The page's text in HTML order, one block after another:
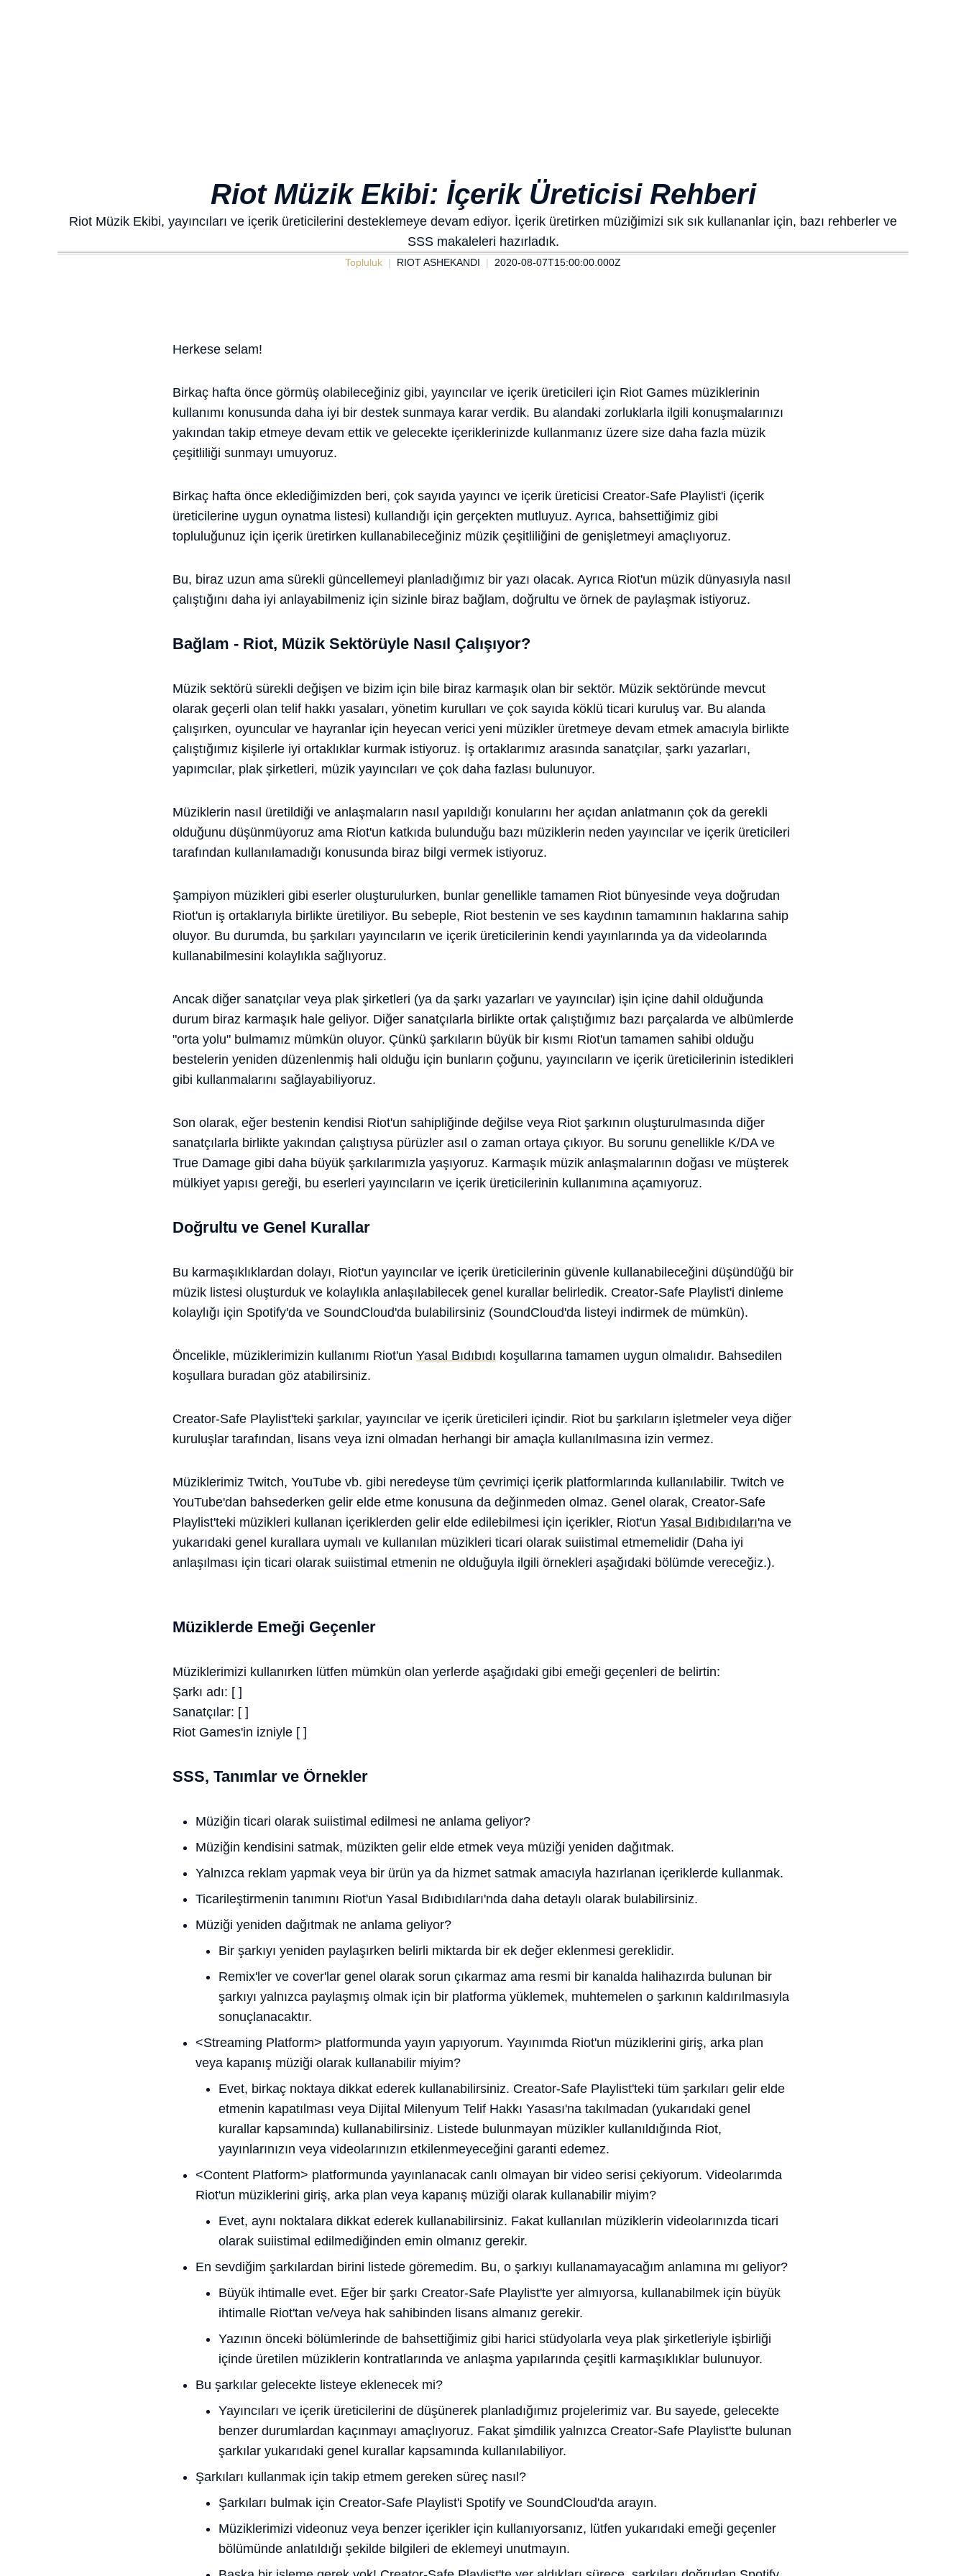
Riot Müzik Ekibi: İçerik Üreticisi Rehberi
Riot Müzik Ekibi, yayıncıları ve içerik üreticilerini desteklemeye devam ediyor. İçerik üretirken müziğimizi sık sık kullananlar için, bazı rehberler ve
SSS makaleleri hazırladık.
Topluluk RIOT ASHEKANDI 2020-08-07T15:00:00.000Z
Herkese selam!
Birkaç hafta önce görmüş olabileceğiniz gibi, yayıncılar ve içerik üreticileri için Riot Games müziklerinin
kullanımı konusunda daha iyi bir destek sunmaya karar verdik. Bu alandaki zorluklarla ilgili konuşmalarınızı
yakından takip etmeye devam ettik ve gelecekte içeriklerinizde kullanmanız üzere size daha fazla müzik
çeşitliliği sunmayı umuyoruz.
Birkaç hafta önce eklediğimizden beri, çok sayıda yayıncı ve içerik üreticisi Creator-Safe Playlist'i (içerik
üreticilerine uygun oynatma listesi) kullandığı için gerçekten mutluyuz. Ayrıca, bahsettiğimiz gibi
topluluğunuz için içerik üretirken kullanabileceğiniz müzik çeşitliliğini de genişletmeyi amaçlıyoruz.
Bu, biraz uzun ama sürekli güncellemeyi planladığımız bir yazı olacak. Ayrıca Riot'un müzik dünyasıyla nasıl
çalıştığını daha iyi anlayabilmeniz için sizinle biraz bağlam, doğrultu ve örnek de paylaşmak istiyoruz.
Bağlam - Riot, Müzik Sektörüyle Nasıl Çalışıyor?
Müzik sektörü sürekli değişen ve bizim için bile biraz karmaşık olan bir sektör. Müzik sektöründe mevcut
olarak geçerli olan telif hakkı yasaları, yönetim kurulları ve çok sayıda köklü ticari kuruluş var. Bu alanda
çalışırken, oyuncular ve hayranlar için heyecan verici yeni müzikler üretmeye devam etmek amacıyla birlikte
çalıştığımız kişilerle iyi ortaklıklar kurmak istiyoruz. İş ortaklarımız arasında sanatçılar, şarkı yazarları,
yapımcılar, plak şirketleri, müzik yayıncıları ve çok daha fazlası bulunuyor.
Müziklerin nasıl üretildiği ve anlaşmaların nasıl yapıldığı konularını her açıdan anlatmanın çok da gerekli
olduğunu düşünmüyoruz ama Riot'un katkıda bulunduğu bazı müziklerin neden yayıncılar ve içerik üreticileri
tarafından kullanılamadığı konusunda biraz bilgi vermek istiyoruz.
Şampiyon müzikleri gibi eserler oluşturulurken, bunlar genellikle tamamen Riot bünyesinde veya doğrudan
Riot'un iş ortaklarıyla birlikte üretiliyor. Bu sebeple, Riot bestenin ve ses kaydının tamamının haklarına sahip
oluyor. Bu durumda, bu şarkıları yayıncıların ve içerik üreticilerinin kendi yayınlarında ya da videolarında
kullanabilmesini kolaylıkla sağlıyoruz.
Ancak diğer sanatçılar veya plak şirketleri (ya da şarkı yazarları ve yayıncılar) işin içine dahil olduğunda
durum biraz karmaşık hale geliyor. Diğer sanatçılarla birlikte ortak çalıştığımız bazı parçalarda ve albümlerde
"orta yolu" bulmamız mümkün oluyor. Çünkü şarkıların büyük bir kısmı Riot'un tamamen sahibi olduğu
bestelerin yeniden düzenlenmiş hali olduğu için bunların çoğunu, yayıncıların ve içerik üreticilerinin istedikleri
gibi kullanmalarını sağlayabiliyoruz.
Son olarak, eğer bestenin kendisi Riot'un sahipliğinde değilse veya Riot şarkının oluşturulmasında diğer
sanatçılarla birlikte yakından çalıştıysa pürüzler asıl o zaman ortaya çıkıyor. Bu sorunu genellikle K/DA ve
True Damage gibi daha büyük şarkılarımızla yaşıyoruz. Karmaşık müzik anlaşmalarının doğası ve müşterek
mülkiyet yapısı gereği, bu eserleri yayıncıların ve içerik üreticilerinin kullanımına açamıyoruz.
Doğrultu ve Genel Kurallar
Bu karmaşıklıklardan dolayı, Riot'un yayıncılar ve içerik üreticilerinin güvenle kullanabileceğini düşündüğü bir
müzik listesi oluşturduk ve kolaylıkla anlaşılabilecek genel kurallar belirledik. Creator-Safe Playlist'i dinleme
kolaylığı için Spotify'da ve SoundCloud'da bulabilirsiniz (SoundCloud'da listeyi indirmek de mümkün).
Öncelikle, müziklerimizin kullanımı Riot'un Yasal Bıdıbıdı koşullarına tamamen uygun olmalıdır. Bahsedilen
koşullara buradan göz atabilirsiniz.
Creator-Safe Playlist'teki şarkılar, yayıncılar ve içerik üreticileri içindir. Riot bu şarkıların işletmeler veya diğer
kuruluşlar tarafından, lisans veya izni olmadan herhangi bir amaçla kullanılmasına izin vermez.
Müziklerimiz Twitch, YouTube vb. gibi neredeyse tüm çevrimiçi içerik platformlarında kullanılabilir. Twitch ve
YouTube'dan bahsederken gelir elde etme konusuna da değinmeden olmaz. Genel olarak, Creator-Safe
Playlist'teki müzikleri kullanan içeriklerden gelir elde edilebilmesi için içerikler, Riot'un Yasal Bıdıbıdıları'na ve
yukarıdaki genel kurallara uymalı ve kullanılan müzikleri ticari olarak suiistimal etmemelidir (Daha iyi
anlaşılması için ticari olarak suiistimal etmenin ne olduğuyla ilgili örnekleri aşağıdaki bölümde vereceğiz.).
Müziklerde Emeği Geçenler
Müziklerimizi kullanırken lütfen mümkün olan yerlerde aşağıdaki gibi emeği geçenleri de belirtin:
Şarkı adı: [ ]
Sanatçılar: [ ]
Riot Games'in izniyle [ ]
SSS, Tanımlar ve Örnekler
Müziğin ticari olarak suiistimal edilmesi ne anlama geliyor?
Müziğin kendisini satmak, müzikten gelir elde etmek veya müziği yeniden dağıtmak.
Yalnızca reklam yapmak veya bir ürün ya da hizmet satmak amacıyla hazırlanan içeriklerde kullanmak.
Ticarileştirmenin tanımını Riot'un Yasal Bıdıbıdıları'nda daha detaylı olarak bulabilirsiniz.
Müziği yeniden dağıtmak ne anlama geliyor?
Bir şarkıyı yeniden paylaşırken belirli miktarda bir ek değer eklenmesi gereklidir.
Remix'ler ve cover'lar genel olarak sorun çıkarmaz ama resmi bir kanalda halihazırda bulunan bir
şarkıyı yalnızca paylaşmış olmak için bir platforma yüklemek, muhtemelen o şarkının kaldırılmasıyla
sonuçlanacaktır.
<Streaming Platform> platformunda yayın yapıyorum. Yayınımda Riot'un müziklerini giriş, arka plan
veya kapanış müziği olarak kullanabilir miyim?
Evet, birkaç noktaya dikkat ederek kullanabilirsiniz. Creator-Safe Playlist'teki tüm şarkıları gelir elde
etmenin kapatılması veya Dijital Milenyum Telif Hakkı Yasası'na takılmadan (yukarıdaki genel
kurallar kapsamında) kullanabilirsiniz. Listede bulunmayan müzikler kullanıldığında Riot,
yayınlarınızın veya videolarınızın etkilenmeyeceğini garanti edemez.
<Content Platform> platformunda yayınlanacak canlı olmayan bir video serisi çekiyorum. Videolarımda
Riot'un müziklerini giriş, arka plan veya kapanış müziği olarak kullanabilir miyim?
Evet, aynı noktalara dikkat ederek kullanabilirsiniz. Fakat kullanılan müziklerin videolarınızda ticari
olarak suiistimal edilmediğinden emin olmanız gerekir.
En sevdiğim şarkılardan birini listede göremedim. Bu, o şarkıyı kullanamayacağım anlamına mı geliyor?
Büyük ihtimalle evet. Eğer bir şarkı Creator-Safe Playlist'te yer almıyorsa, kullanabilmek için büyük
ihtimalle Riot'tan ve/veya hak sahibinden lisans almanız gerekir.
Yazının önceki bölümlerinde de bahsettiğimiz gibi harici stüdyolarla veya plak şirketleriyle işbirliği
içinde üretilen müziklerin kontratlarında ve anlaşma yapılarında çeşitli karmaşıklıklar bulunuyor.
Bu şarkılar gelecekte listeye eklenecek mi?
Yayıncıları ve içerik üreticilerini de düşünerek planladığımız projelerimiz var. Bu sayede, gelecekte
benzer durumlardan kaçınmayı amaçlıyoruz. Fakat şimdilik yalnızca Creator-Safe Playlist'te bulunan
şarkılar yukarıdaki genel kurallar kapsamında kullanılabiliyor.
Şarkıları kullanmak için takip etmem gereken süreç nasıl?
Şarkıları bulmak için Creator-Safe Playlist'i Spotify ve SoundCloud'da arayın.
Müziklerimizi videonuz veya benzer içerikler için kullanıyorsanız, lütfen yukarıdaki emeği geçenler
bölümünde anlatıldığı şekilde bilgileri de eklemeyi unutmayın.